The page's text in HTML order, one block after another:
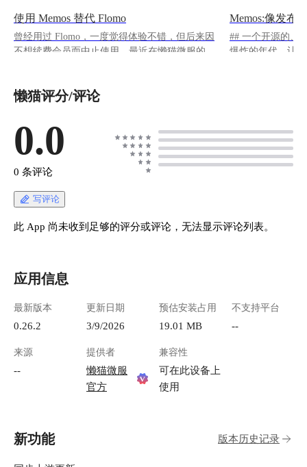
使用 Memos 替代 Flomo
曾经用过 Flomo，一度觉得体验不错，但后来因
不想续费会员而中止使用。最近在懒猫微服的商
源、支持自托管，是个很不错的替代方案。
(https://github.com/usememos/memos) 是一款开
源、极简、现代化的笔记系统，主打「快速记
录、随时检索」。适合捕捉灵感、日常备忘、碎
点： - 🧩 极简 Markdown 编辑器，写作无干扰 -
🔍 支持标签与多条件过滤，查找便捷 - 📱 原生适
配移动端界面，自动响应式布局 - 🌐 内置开放
star 数已超 6k，开发活跃，文档完善，社区生态
Memos 主页面分为两栏： ### ✅ 左侧侧边栏： -
**创建 Memo**：点击加号即可撰写新内容 - **
单**：查看所有 Memo、归档 Memo、置顶
Memo、搜索功能等 ### ✅ 右侧内容区： - 展示
所有 Memo 内容，以时间倒序排列 - 每条 Memo
截图粘贴 - 自动识别链接并可点击跳转 📷 示例
Memos:像发布
## 一个开源的、
爆炸的年代，让
(https://
稍后我来为大家
Memos。 #### 安装应用 在懒猫微服官网商店
3900-4816-ba9b-
"contentApp.png") 我们先进入设置-我的帐号-编
内容后，点击记
懒猫评分/评论
0.0
0 条评论
写评论
此 App 尚未收到足够的评分或评论，无法显示评论列表。
应用信息
最新版本
0.26.2
更新日期
3/9/2026
预估安装占用
19.01 MB
不支持平台
--
来源
--
提供者
懒猫微服
官方
兼容性
可在此设备上
使用
新功能 版本历史记录